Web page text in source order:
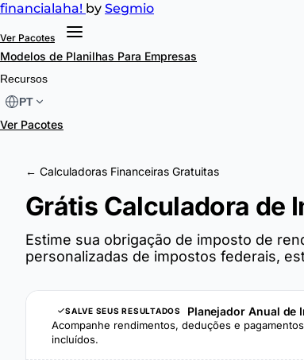
financialaha! by Segmio
Ver Pacotes
Modelos de Planilhas Para Empresas
Recursos
PT
Ver Pacotes
← Calculadoras Financeiras Gratuitas
Grátis Calculadora de
Estime sua obrigação de imposto de
personalizadas de impostos federais,
SALVE SEUS RESULTADOS Planejador Anual de
Acompanhe rendimentos, deduções e
incluídos.